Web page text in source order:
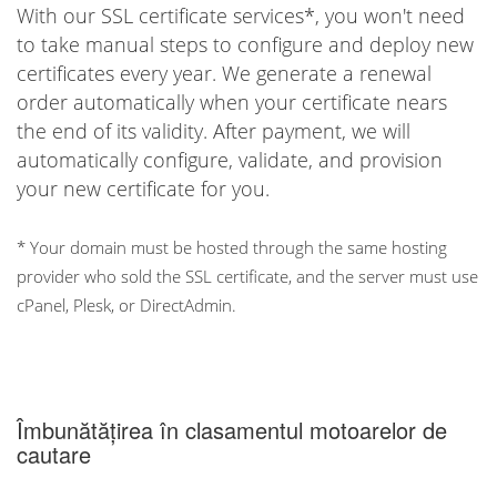
With our SSL certificate services*, you won't need
to take manual steps to configure and deploy new
certificates every year. We generate a renewal
order automatically when your certificate nears
the end of its validity. After payment, we will
automatically configure, validate, and provision
your new certificate for you.
* Your domain must be hosted through the same hosting
provider who sold the SSL certificate, and the server must use
cPanel, Plesk, or DirectAdmin.
Îmbunătățirea în clasamentul motoarelor de
cautare